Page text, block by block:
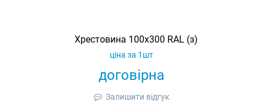
Хрестовина 100х300 RAL (з)
договірна
ціна за 1шт
Залишити відгук